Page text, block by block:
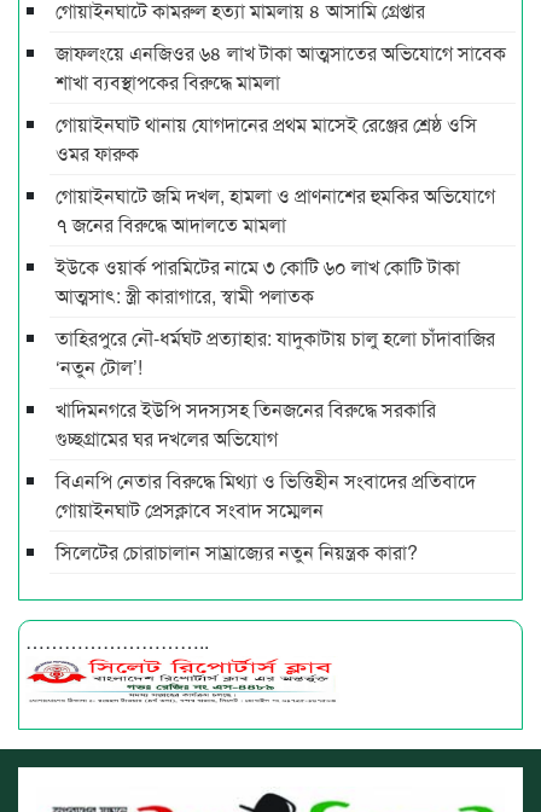
গোয়াইনঘাটে কামরুল হত্যা মামলায় ৪ আসামি গ্রেপ্তার
জাফলংয়ে এনজিওর ৬৪ লাখ টাকা আত্মসাতের অভিযোগে সাবেক
শাখা ব্যবস্থাপকের বিরুদ্ধে মামলা
গোয়াইনঘাট থানায় যোগদানের প্রথম মাসেই রেঞ্জের শ্রেষ্ঠ ওসি
ওমর ফারুক
গোয়াইনঘাটে জমি দখল, হামলা ও প্রাণনাশের হুমকির অভিযোগে
৭ জনের বিরুদ্ধে আদালতে মামলা
ইউকে ওয়ার্ক পারমিটের নামে ৩ কোটি ৬০ লাখ কোটি টাকা
আত্মসাৎ: স্ত্রী কারাগারে, স্বামী পলাতক
তাহিরপুরে নৌ-ধর্মঘট প্রত্যাহার: যাদুকাটায় চালু হলো চাঁদাবাজির
‘নতুন টোল’!
খাদিমনগরে ইউপি সদস্যসহ তিনজনের বিরুদ্ধে সরকারি
গুচ্ছগ্রামের ঘর দখলের অভিযোগ
বিএনপি নেতার বিরুদ্ধে মিথ্যা ও ভিত্তিহীন সংবাদের প্রতিবাদে
গোয়াইনঘাট প্রেসক্লাবে সংবাদ সম্মেলন
সিলেটের চোরাচালান সাম্রাজ্যের নতুন নিয়ন্ত্রক কারা?
………………………..